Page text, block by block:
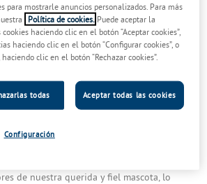
el paso del tiempo,cada cartílago va
, provocando un desgaste continuo
roce que surge entre los huesos.
consecuencias negativas para el
canes también sufren un desgaste
largo de sus vidas, por lo que las
posibles señales del paso del tiempo en
de nuestra querida y fiel mascota, lo
para mostrarle anuncios personalizados. Para más
Política de cookies. Puede aceptar la
haciendo clic en el botón “Aceptar cookies”,
haciendo clic en el botón “Configurar cookies”, o
clic en el botón “Rechazar cookies”.
todas Aceptar todas las cookies
Configuración